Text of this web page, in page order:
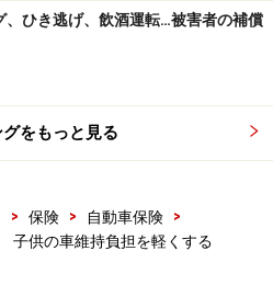
、ひき逃げ、飲酒運転…被害者の補償
をもっと見る
> 保険 > 自動車保険
>
子供の車維持負担を軽くする